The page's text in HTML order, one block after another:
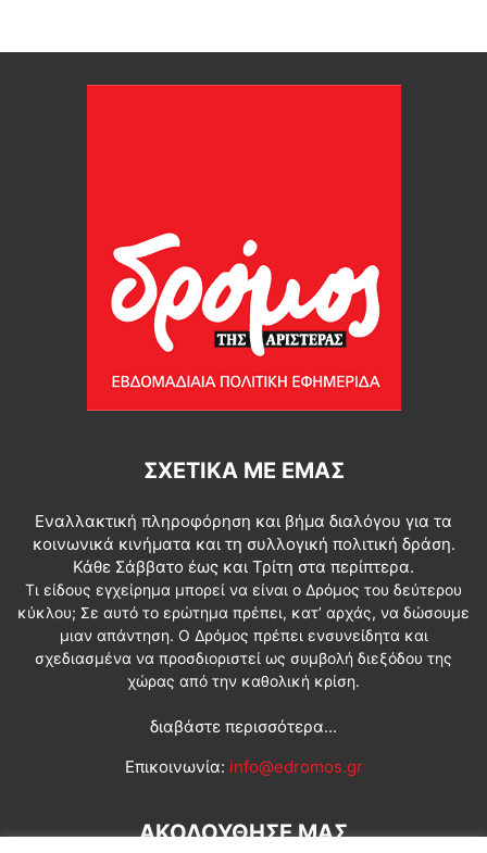
ΣΧΕΤΙΚΆ ΜΕ ΕΜΆΣ
Εναλλακτική πληροφόρηση και βήμα διαλόγου για τα
κοινωνικά κινήματα και τη συλλογική πολιτική δράση.
Κάθε Σάββατο έως και Τρίτη στα περίπτερα.
Τι είδους εγχείρημα μπορεί να είναι ο Δρόμος του δεύτερου
κύκλου; Σε αυτό το ερώτημα πρέπει, κατ’ αρχάς, να δώσουμε
μιαν απάντηση. Ο Δρόμος πρέπει ενσυνείδητα και
σχεδιασμένα να προσδιοριστεί ως συμβολή διεξόδου της
χώρας από την καθολική κρίση.
διαβάστε περισσότερα...
Επικοινωνία: info@edromos.gr
ΑΚΟΛΟΥΘΗΣΕ ΜΑΣ